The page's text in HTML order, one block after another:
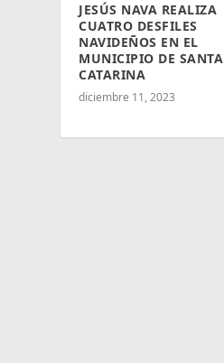
JESÚS NAVA REALIZA
CUATRO DESFILES
NAVIDEÑOS EN EL
MUNICIPIO DE SANTA
CATARINA
diciembre 11, 2023